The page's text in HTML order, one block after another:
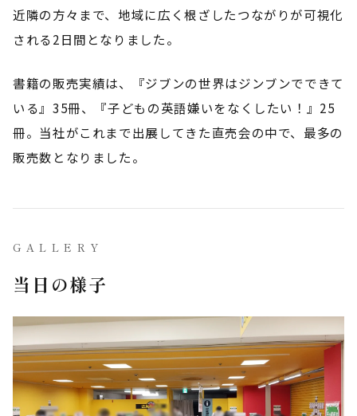
近隣の方々まで、地域に広く根ざしたつながりが可視化
される2日間となりました。
書籍の販売実績は、『ジブンの世界はジンブンでできて
いる』35冊、『子どもの英語嫌いをなくしたい！』25
冊。当社がこれまで出展してきた直売会の中で、最多の
販売数となりました。
GALLERY
当日の様子